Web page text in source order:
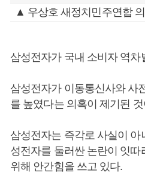
▲ 우상호 새정치민주연합
삼성전자가 국내 소비자 역
삼성전자가 이동통신사와 사
를 높였다는 의혹이 제기된
삼성전자는 즉각로 사실이
성전자를 둘러싼 논란이 잇따
위해 안간힘을 쓰고 있다.